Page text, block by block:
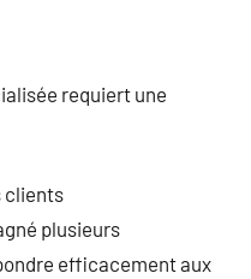
requiert une
clients
plusieurs
efficacement aux